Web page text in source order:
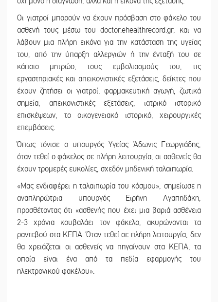
Οι γιατροί μπορούν να έχουν πρόσβαση στο φάκελο του
ασθενή τους μέσω του doctor.ehealthrecord.gr, και να
λάβουν μια πλήρη εικόνα για την κατάσταση της υγείας
του, από την ύπαρξη αλλεργιών ή την ένταξή του σε
κάποιο μητρώο, τους εμβολιασμούς του, τις
εργαστηριακές και απεικονιστικές εξετάσεις, δείκτες που
έχουν ζητήσει οι γιατροί, φαρμακευτική αγωγή, ζωτικά
σημεία, απεικονιστικές εξετάσεις, ιατρικό ιστορικό
επισκέψεων, το οικογενειακό ιστορικό, χειρουργικές
επεμβάσεις.
Όπως τόνισε ο υπουργός Υγείας Άδωνις Γεωργιάδης,
όταν τεθεί ο φάκελος σε πλήρη λειτουργία, οι ασθενείς θα
έχουν τρομερές ευκολίες, σχεδόν μηδενική ταλαιπωρία.
«Μας ενδιαφέρει η ταλαιπωρία του κόσμου», σημείωσε η
αναπληρώτρια υπουργός Ειρήνη Αγαπηδάκη,
προσθέτοντας ότι «ασθενής που έχει μια βαριά ασθένεια
2-3 χρόνια κουβαλάει τον φάκελο, ακυρώνονται τα
ραντεβού στα ΚΕΠΑ. Όταν τεθεί σε πλήρη λειτουργία, δεν
θα χρειάζεται οι ασθενείς να πηγαίνουν στα ΚΕΠΑ, τα
οποία είναι ένα από τα πεδία εφαρμογής του
ηλεκτρονικού φακέλου».